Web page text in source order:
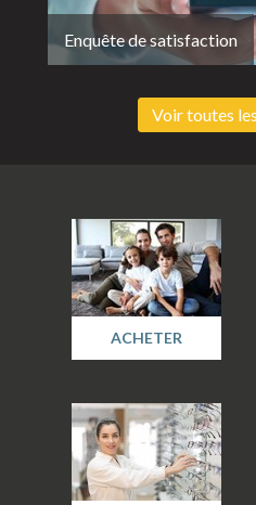
Enquête de satisfaction
Voir toutes
ACHETER